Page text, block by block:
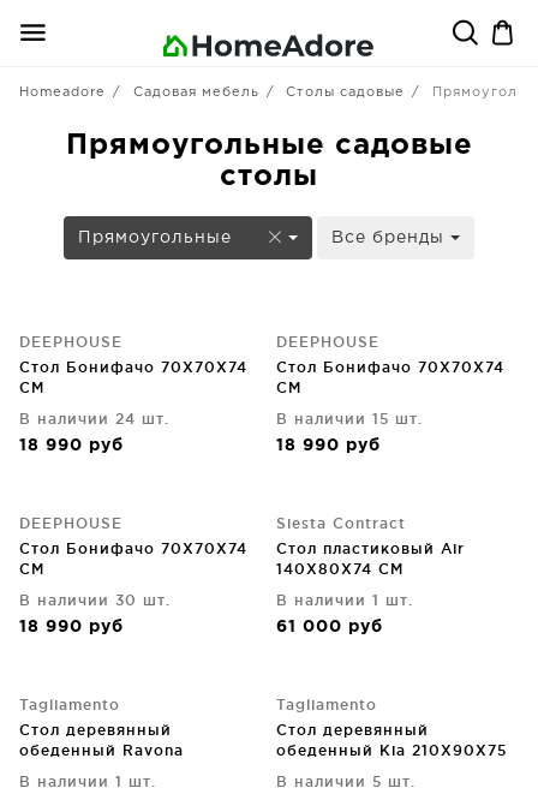
Homeadore Садовая мебель Столы садовые
Прямоугольные садовые
столы
Прямоугольные Все бренды
DEEPHOUSE
Стол Бонифачо 70X70X74
CM
В наличии 24 шт.
18 990 руб
DEEPHOUSE
Стол Бонифачо 70X70X74
CM
В наличии 15 шт.
18 990 руб
DEEPHOUSE
Стол Бонифачо 70X70X74
CM
В наличии 30 шт.
18 990 руб
Siesta Contract
Стол пластиковый Air
140X80X74 CM
В наличии 1 шт.
61 000 руб
Tagliamento
Стол деревянный
обеденный Ravona
В наличии 1 шт.
Tagliamento
Стол деревянный
обеденный Kia 210X90X75
В наличии 5 шт.